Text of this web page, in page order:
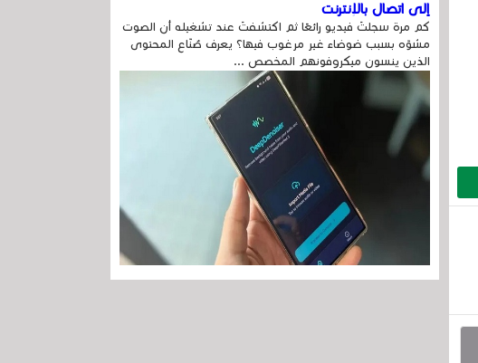
إلى اتصال بالإنترنت
كم مرة سجلتَ فيديو رائعًا ثم اكتشفتَ عند تشغيله أن الصوت
مشوّه بسبب ضوضاء غير مرغوب فيها؟ يعرف صُنّاع المحتوى
الذين ينسون ميكروفونهم المخصص ...